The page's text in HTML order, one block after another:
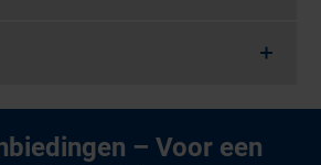
– Voor een